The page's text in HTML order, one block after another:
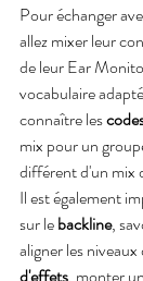
Pour échanger
allez mixer leur
de leur Ear
vocabulaire
connaître les
mix pour un
différent d'un mix
Il est également
sur le backline,
aligner les
d'effets, monter